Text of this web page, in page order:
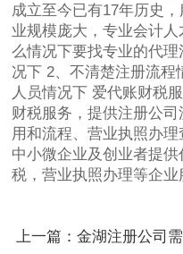
成立至今已有17年历史
业规模庞大，专业会计
么情况下要找专业的代
况下 2、不清楚注册流程
人员情况下 爱代账财税
财税服务，提供注册公
用和流程、营业执照办
中小微企业及创业者提
税，营业执照办理等企
上一篇：金湖注册公司